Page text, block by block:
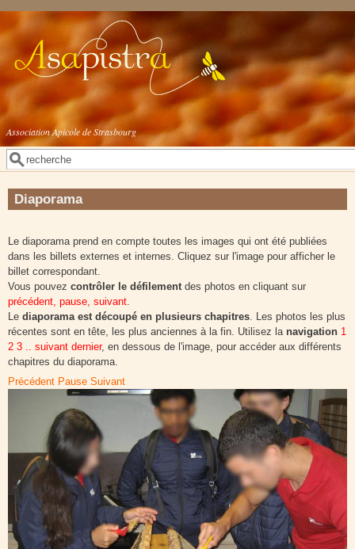
Aller au contenu principal
Association Apicole de Strasbourg
Formulaire de recherche
Rechercher
Diaporama
Le diaporama prend en compte toutes les images qui ont été publiées
dans les billets externes et internes. Cliquez sur l'image pour afficher le
billet correspondant.
Vous pouvez contrôler le défilementdes photos en cliquant sur
précédent, pause, suivant.
Le diaporama est découpé en plusieurs chapitres. Les photos les plus
récentes sont en tête, les plus anciennes à la fin. Utilisez la navigation 1
2 3 .. suivant dernier, en dessous de l'image, pour accéder aux différents
chapitres du diaporama.
Précédent Pause Suivant